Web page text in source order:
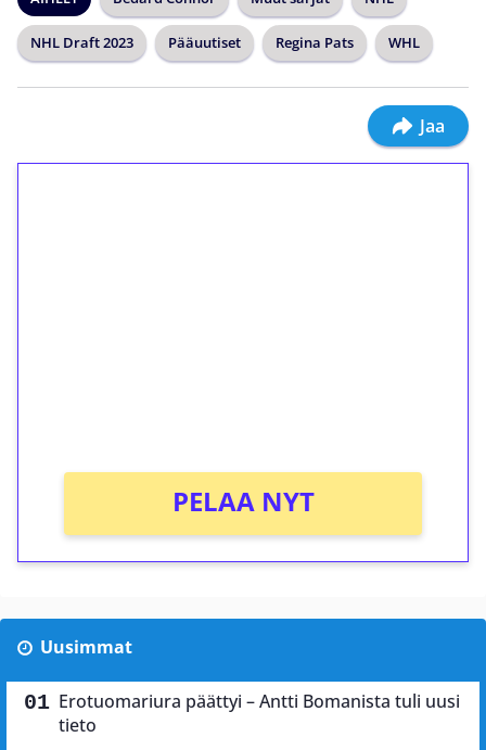
NHL Draft 2023 Pääuutiset Regina Pats WHL
Jaa
PELAA NYT
Uusimmat
Erotuomariura päättyi – Antti Bomanista tuli uusi
tieto